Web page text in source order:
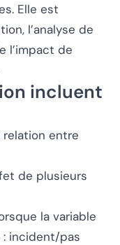
Elle est
l’analyse de
l’impact de
incluent
relation entre
de plusieurs
la variable
: incident/pas